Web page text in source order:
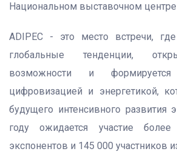
Национальном выставочном
ADIPEC - это место встречи, где
глобальные тенденции,
возможности и
цифровизацией и энергетикой,
будущего интенсивного развития
году ожидается участие
экспонентов и 145 000 участников